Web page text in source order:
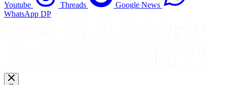
Youtube Threads
Google News
WhatsApp DP